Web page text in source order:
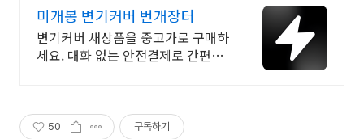
미개봉 변기커버 번개장터
변기커버 새상품을 중고가로 구매하
세요. 대화 없는 안전결제로 간편하
50 구독하기